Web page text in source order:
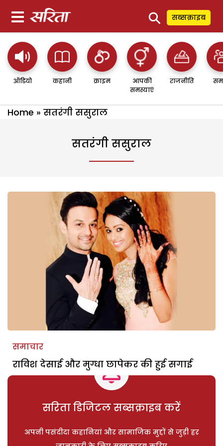
⚲ सब्सक्राइब
ऑडियो कहानी क्राइम
आपकी
समस्याएं
राजनीति
Home » सतरंगी ससुराल
सतरंगी ससुराल
समाचार
राविश देसाई और मुग्धा छापेकर की हुई सगाई
सरिता डिजिटल सब्सक्राइब करें
अपनी पसंदीदा कहानियां और सामाजिक मुद्दों से जुड़ी हर